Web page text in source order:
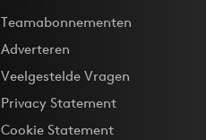
Teamabonnementen
Adverteren
Veelgestelde Vragen
Privacy Statement
Cookie Statement